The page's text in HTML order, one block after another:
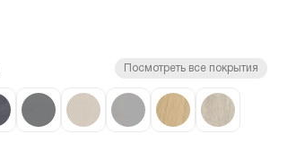
Посмотреть все покрытия